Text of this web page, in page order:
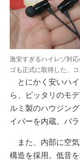
激安すぎるハイレゾ対
ゴも正式に取得した、
とにかく安いハイ
ら、ピッタリのモ
ルミ製のハウジン
イバーを内蔵。バ
また、内部に空気
構造を採用。低音